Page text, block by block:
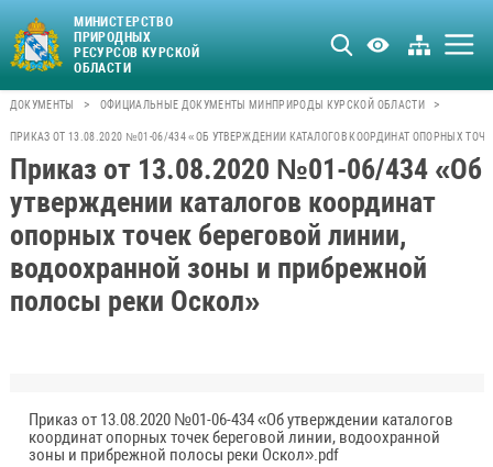
МИНИСТЕРСТВО
ПРИРОДНЫХ
РЕСУРСОВ КУРСКОЙ
ОБЛАСТИ
ДОКУМЕНТЫ > ОФИЦИАЛЬНЫЕ ДОКУМЕНТЫ МИНПРИРОДЫ КУРСКОЙ ОБЛАСТИ >
ПРИКАЗ ОТ 13.08.2020 №01-06/434 «ОБ УТВЕРЖДЕНИИ КАТАЛОГОВ КООРДИНАТ ОПОРНЫХ
Приказ от 13.08.2020 №01-06/434 «Об
утверждении каталогов координат
опорных точек береговой линии,
водоохранной зоны и прибрежной
полосы реки Оскол»
Приказ от 13.08.2020 №01-06-434 «Об утверждении каталогов
координат опорных точек береговой линии, водоохранной
зоны и прибрежной полосы реки Оскол».pdf